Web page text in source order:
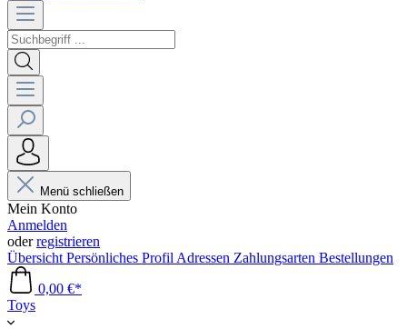
Menü schließen
Mein Konto
Anmelden
oderregistrieren
Übersicht Persönliches Profil Adressen Zahlungsarten Bestellungen
0,00 €*
Toys